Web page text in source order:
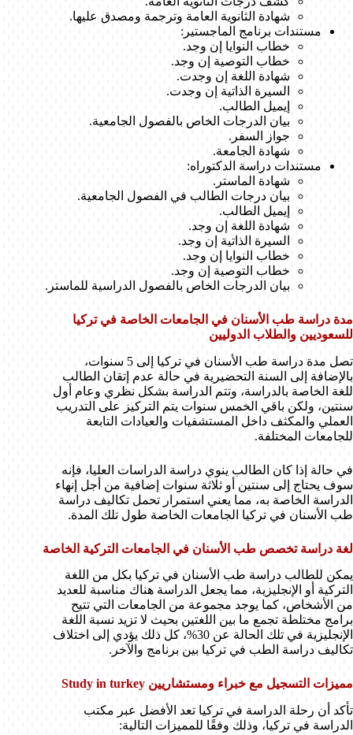
شهادة الثانوية العامة وترجمة ومصدق عليها.
مستندات برنامج الماجستير:
خطاب النوايا إن وجد.
خطاب التوصية إن وجد.
شهادة اللغة إن وجدت.
السيرة الذاتية إن وجدت.
إيميل الطالب.
بيان الدرجات الخاص بالفصول الجامعية.
جواز السفر.
شهادة الجامعة.
مستندات دراسة الدكتوراه:
شهادة الماستر.
بيان درجات الطالب في الفصول الجامعية.
إيميل الطالب.
شهادة اللغة إن وجد.
السيرة الذاتية إن وجد.
خطاب النوايا إن وجد.
خطاب التوصية إن وجد.
بيان الدرجات الخاص بالفصول الدراسية للماستر.
مدة دراسة طب الأسنان في الجامعات الخاصة في تركيا
للسعوديين والطلاب الدوليين
تصل مدة دراسة طب الأسنان في تركيا إلى 5 سنوات،
بالإضافة إلى السنة التحضيرية في حالة عدم إتقان الطالب
للغة الخاصة بالدراسة، وتتم الدراسة بشكل نظري وعام أول
سنتين، ولكن باقي الخمس سنوات يتم التركيز على التدريب
العملي والمكثف داخل المستشفيات والعيادات التابعة
للجامعات المختلفة.
في حالة إذا كان الطالب ينوي دراسة الدراسات العليا، فإنه
سوف يحتاج إلى سنتين أو ثلاثة سنوات إضافية من أجل إنهاء
الدراسة الخاصة به، مما يعني استمرار تحمل تكاليف دراسة
طب الأسنان في تركيا الجامعات الخاصة طول تلك المدة.
لغة دراسة تخصص طب الأسنان في الجامعات التركية الخاصة
يمكن للطالب دراسة طب الأسنان في تركيا بكل من اللغة
التركية أو الإنجليزية، مما يجعل الدراسة هناك مناسبة للعديد
من الأشخاص، كما يوجد مجموعة من الجامعات التي تتيح
برامج مختلطة تجمع ما بين اللغتين بحيث لا تزيد نسبة اللغة
الإنجليزية في تلك الحالة عن 30%، كل ذلك يؤدي إلى اختلاف
تكاليف دراسة الطب في تركيا بين برنامج والآخر.
مميزات التسجيل مع خبراء ومستشاريين Study in turkey
تأكد أن رحلة الدراسة في تركيا تعد الأفضل عبر مكتب
الدراسة في تركيا، وذلك وفقًا للمميزات التالية: